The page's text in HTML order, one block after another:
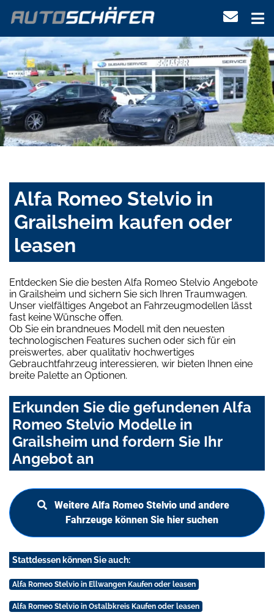
Alfa Romeo Stelvio in
Grailsheim kaufen oder
leasen
Entdecken Sie die besten Alfa Romeo Stelvio Angebote
in Grailsheim und sichern Sie sich Ihren Traumwagen.
Unser vielfältiges Angebot an Fahrzeugmodellen lässt
fast keine Wünsche offen.
Ob Sie ein brandneues Modell mit den neuesten
technologischen Features suchen oder sich für ein
preiswertes, aber qualitativ hochwertiges
Gebrauchtfahrzeug interessieren, wir bieten Ihnen eine
breite Palette an Optionen.
Erkunden Sie die gefundenen Alfa
Romeo Stelvio Modelle in
Grailsheim und fordern Sie Ihr
Angebot an
Weitere Alfa Romeo Stelvio und andere
Fahrzeuge können Sie hier suchen
Stattdessen können Sie auch:
Alfa Romeo Stelvio in Ellwangen Kaufen oder leasen
Alfa Romeo Stelvio in Ostalbkreis Kaufen oder leasen